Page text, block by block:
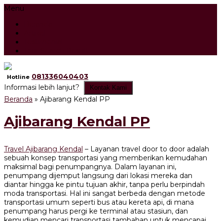
Menu
Hotline 081336040403
Informasi lebih lanjut?
Kontak Kami
Beranda » Ajibarang Kendal PP
Ajibarang Kendal PP
Travel Ajibarang Kendal – Layanan travel door to door adalah
sebuah konsep transportasi yang memberikan kemudahan
maksimal bagi penumpangnya. Dalam layanan ini,
penumpang dijemput langsung dari lokasi mereka dan
diantar hingga ke pintu tujuan akhir, tanpa perlu berpindah
moda transportasi. Hal ini sangat berbeda dengan metode
transportasi umum seperti bus atau kereta api, di mana
penumpang harus pergi ke terminal atau stasiun, dan